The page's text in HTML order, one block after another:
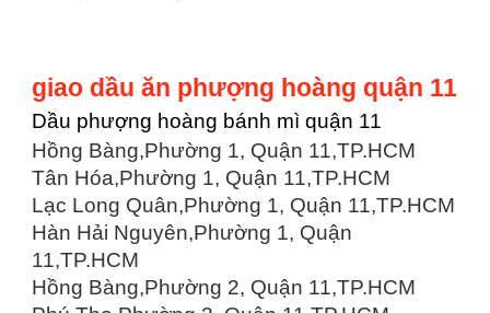
giao dầu ăn phượng hoàng quận 11
Dầu phượng hoàng bánh mì quận 11
Hồng Bàng,Phường 1, Quận 11,TP.HCM
Tân Hóa,Phường 1, Quận 11,TP.HCM
Lạc Long Quân,Phường 1, Quận 11,TP.HCM
Hàn Hải Nguyên,Phường 1, Quận
11,TP.HCM
Hồng Bàng,Phường 2, Quận 11,TP.HCM